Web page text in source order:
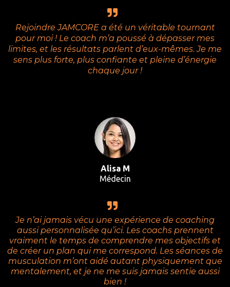
Rejoindre JAMCORE a été un véritable tournant
pour moi ! Le coach m’a poussé à dépasser mes
limites, et les résultats parlent d’eux-mêmes. Je me
sens plus forte, plus confiante et pleine d’énergie
chaque jour !
Alisa M
Médecin
Je n’ai jamais vécu une expérience de coaching
aussi personnalisée qu’ici. Les coachs prennent
vraiment le temps de comprendre mes objectifs et
de créer un plan qui me correspond. Les séances de
musculation m’ont aidé autant physiquement que
mentalement, et je ne me suis jamais sentie aussi
bien !